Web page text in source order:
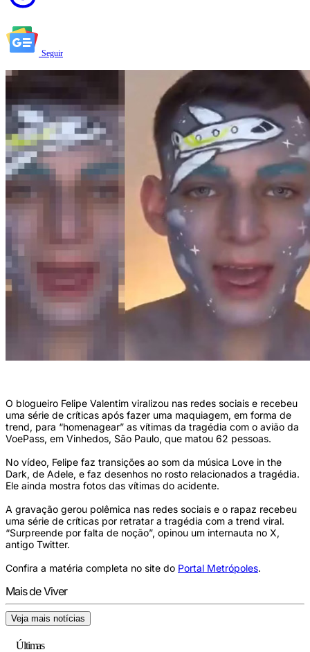
Seguir
O blogueiro Felipe Valentim viralizou nas redes sociais e recebeu
uma série de críticas após fazer uma maquiagem, em forma de
trend, para “homenagear” as vítimas da tragédia com o avião da
VoePass, em Vinhedos, São Paulo, que matou 62 pessoas.
No vídeo, Felipe faz transições ao som da música Love in the
Dark, de Adele, e faz desenhos no rosto relacionados a tragédia.
Ele ainda mostra fotos das vítimas do acidente.
A gravação gerou polêmica nas redes sociais e o rapaz recebeu
uma série de críticas por retratar a tragédia com a trend viral.
“Surpreende por falta de noção”, opinou um internauta no X,
antigo Twitter.
Confira a matéria completa no site do Portal Metrópoles.
Mais de Viver
Veja mais notícias
Últimas